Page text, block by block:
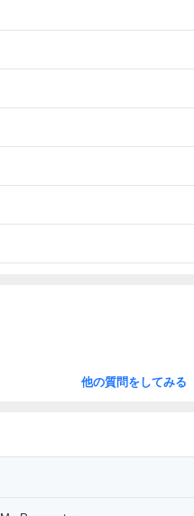
他の質問をしてみる